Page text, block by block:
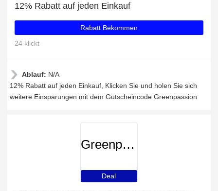
12% Rabatt auf jeden Einkauf
Rabatt Bekommen
24 klickt
Ablauf: N/A
12% Rabatt auf jeden Einkauf, Klicken Sie und holen Sie sich
weitere Einsparungen mit dem Gutscheincode Greenpassion
Greenpassion
Deal